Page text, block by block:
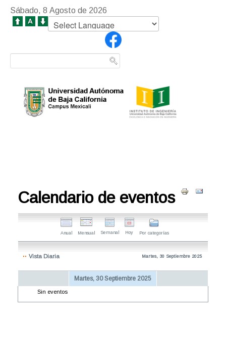
Sábado, 8 Agosto de 2026
Calendario de eventos
Anual Mensual Semanal Hoy Por categorías
Vista Diaria Martes, 30 Septiembre 2025
Martes, 30 Septiembre 2025
Sin eventos